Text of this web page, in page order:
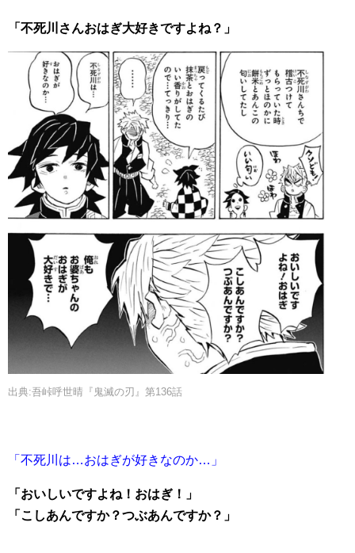
「不死川さんおはぎ大好きですよね？」
出典:吾峠呼世晴『鬼滅の刃』第136話
「不死川は…おはぎが好きなのか…」
「おいしいですよね！おはぎ！」
「こしあんですか？つぶあんですか？」